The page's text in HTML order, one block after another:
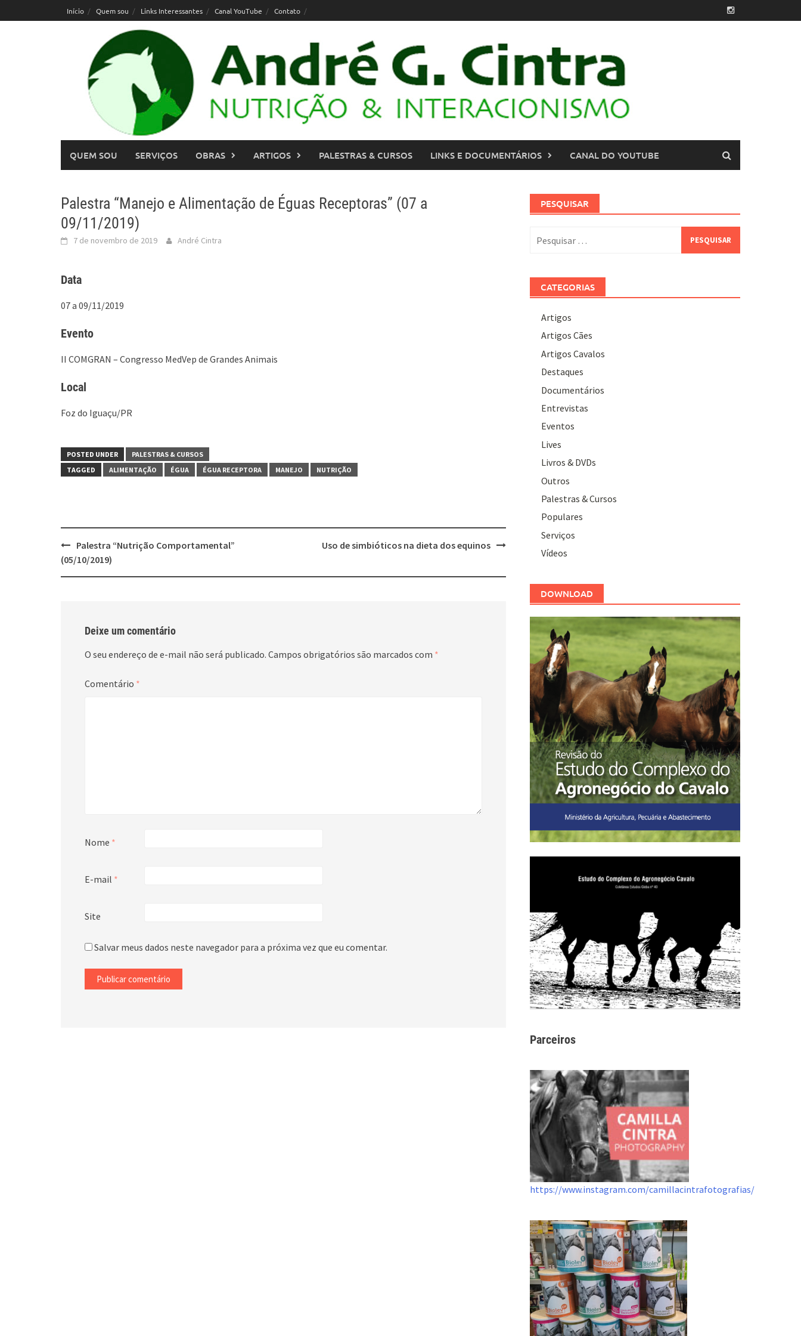
to
Início Quem sou Links Interessantes Canal YouTube Contato
QUEM SOU SERVIÇOS OBRAS ARTIGOS PALESTRAS & CURSOS LINKS E DOCUMENTÁRIOS CANAL DO YOUTUBE
Palestra “Manejo e Alimentação de Éguas Receptoras” (07 a
09/11/2019)
7 de novembro de 2019 André Cintra
Data
07 a 09/11/2019
Evento
II COMGRAN – Congresso MedVep de Grandes Animais
Local
Foz do Iguaçu/PR
POSTED UNDER
PALESTRAS & CURSOS
TAGGED
ALIMENTAÇÃO ÉGUA ÉGUA RECEPTORA MANEJO NUTRIÇÃO
Post
navigation
Palestra “Nutrição Comportamental”
(05/10/2019)
Uso de simbióticos na dieta dos equinos
Deixe um comentário
O seu endereço de e-mail não será publicado. Campos obrigatórios são marcados com *
Comentário *
Nome *
E-mail *
Site
Salvar meus dados neste navegador para a próxima vez que eu comentar.
PESQUISAR
por:
CATEGORIAS
Artigos
Artigos Cães
Artigos Cavalos
Destaques
Documentários
Entrevistas
Eventos
Lives
Livros & DVDs
Outros
Palestras & Cursos
Populares
Serviços
Vídeos
DOWNLOAD
Parceiros
https://www.instagram.com/camillacintrafotografias/